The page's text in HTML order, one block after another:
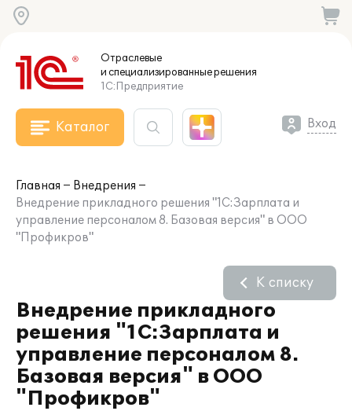
Отраслевые
и специализированныерешения
1С:Предприятие
Каталог Вход
Главная
Внедрения
Внедрение прикладного решения "1С:Зарплата и
управление персоналом 8. Базовая версия" в ООО
"Профикров"
Внедрение прикладного
решения "1С:Зарплата и
управление персоналом 8.
Базовая версия" в ООО
"Профикров"
К списку